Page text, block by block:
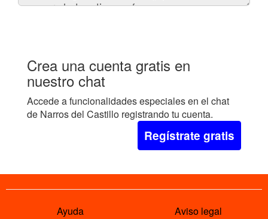
chat
Crea una cuenta gratis en
nuestro chat
Accede a funcionalidades especiales en el chat
de Narros del Castillo registrando tu cuenta.
Regístrate gratis
Ayuda Aviso legal